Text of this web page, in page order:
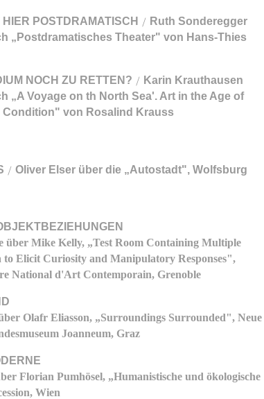
POSTDRAMATISCH / Ruth Sonderegger
„Postdramatisches Theater" von Hans-Thies
NOCH ZU RETTEN? / Karin Krauthausen
„A Voyage on th North Sea'. Art in the Age of
Condition" von Rosalind Krauss
/ Oliver Elser über die „Autostadt", Wolfsburg
über Mike Kelly, „Test Room Containing Multiple
to Elicit Curiosity and Manipulatory Responses",
National d'Art Contemporain, Grenoble
Olafr Eliasson, „Surroundings Surrounded", Neue
Joanneum, Graz
Florian Pumhösel, „Humanistische und ökologische
Wien